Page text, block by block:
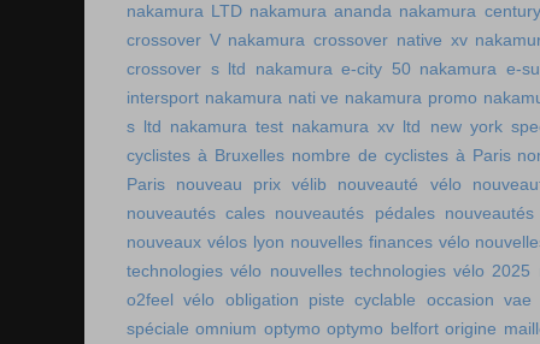
nakamura LTD nakamura ananda nakamura
crossover V nakamura crossover native xv
crossover s ltd
nakamura e-city 50 nakamura e-
intersport nakamura nati ve nakamura promo
s ltd nakamura test nakamura xv ltd
new york
cyclistes à Bruxelles nombre de cyclistes à Paris
Paris
nouveau prix vélib nouveauté vélo
nouveautés cales nouveautés pédales
nouveaux vélos lyon nouvelles finances vélo
technologies vélo nouvelles technologies vélo 2025
o2feel vélo
obligation piste cyclable
occasion vae
spéciale omnium optymo optymo belfort origine